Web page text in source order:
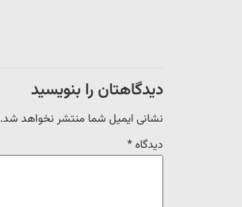
دیدگاهتان را بنویسید
نشانی ایمیل شما منتشر نخواهد شد.
دیدگاه*